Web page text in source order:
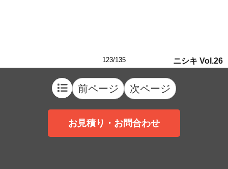
123/135 ニシキ Vol.26
前ページ 次ページ
お見積り・お問合わせ